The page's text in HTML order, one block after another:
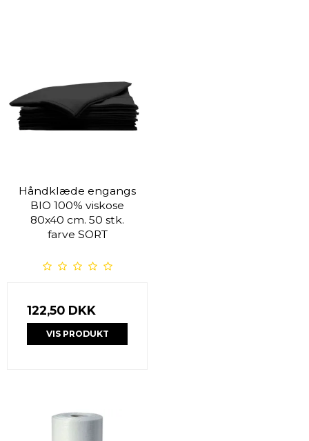
Håndklæde engangs
BIO 100% viskose
80x40 cm. 50 stk.
farve SORT
122,50 DKK
VIS PRODUKT